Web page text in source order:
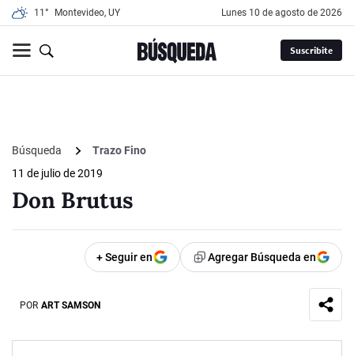
11° Montevideo, UY lunes 10 de agosto de 2026
Suscribite
Búsqueda
Trazo Fino
11 de julio de 2019
Don Brutus
+ Seguir en Agregar Búsqueda en
POR ART SAMSON